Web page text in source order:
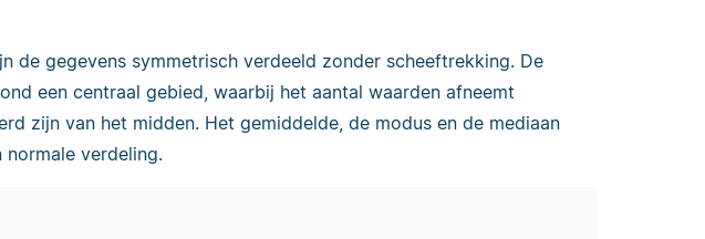
de gegevens symmetrisch verdeeld zonder scheeftrekking. De
een centraal gebied, waarbij het aantal waarden afneemt
zijn van het midden. Het gemiddelde, de modus en de mediaan
verdeling.